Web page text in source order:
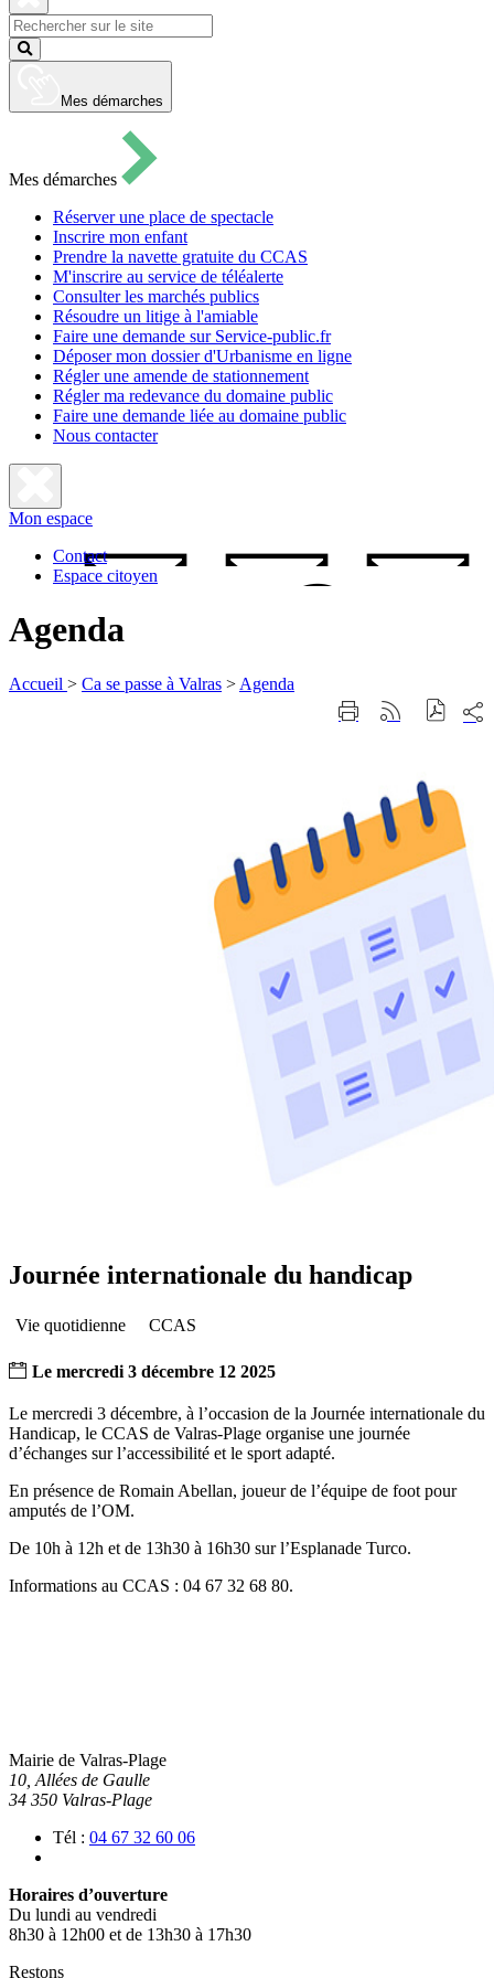
ouvrir
le
formulaire
Fermer
la
recherche
Lancer
la
Mes démarches
Mes démarches
Réserver une place de spectacle
Inscrire mon enfant
Prendre la navette gratuite du CCAS
M'inscrire au service de téléalerte
Consulter les marchés publics
Résoudre un litige à l'amiable
Faire une demande sur Service-public.fr
Déposer mon dossier d'Urbanisme en ligne
Régler une amende de stationnement
Régler ma redevance du domaine public
Faire une demande liée au domaine public
Nous contacter
Fermer
la
Mon espace
Contact
Espace citoyen
Agenda
Accueil > Ca se passe à Valras > Agenda
ImprimerGénérer
sur
Journée internationale du handicap
Vie quotidienne CCAS
Le mercredi 3 décembre 12 2025
Le mercredi 3 décembre, à l’occasion de la Journée internationale du
Handicap, le CCAS de Valras-Plage organise une journée
d’échanges sur l’accessibilité et le sport adapté.
En présence de Romain Abellan, joueur de l’équipe de foot pour
amputés de l’OM.
De 10h à 12h et de 13h30 à 16h30 sur l’Esplanade Turco.
Informations au CCAS : 04 67 32 68 80.
Mairie de Valras-Plage
10, Allées de Gaulle
34 350 Valras-Plage
Tél : 04 67 32 60 06
Horaires d’ouverture
Du lundi au vendredi
8h30 à 12h00 et de 13h30 à 17h30
Restons